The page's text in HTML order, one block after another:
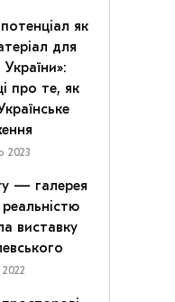
як
для
про те, як
2023
— галерея
виставку